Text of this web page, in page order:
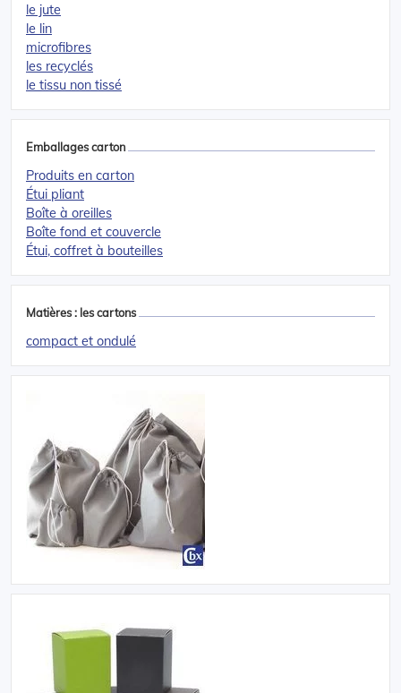
le jute
le lin
microfibres
les recyclés
le tissu non tissé
Emballages carton
Produits en carton
Étui pliant
Boîte à oreilles
Boîte fond et couvercle
Étui, coffret à bouteilles
Matières : les cartons
compact et ondulé